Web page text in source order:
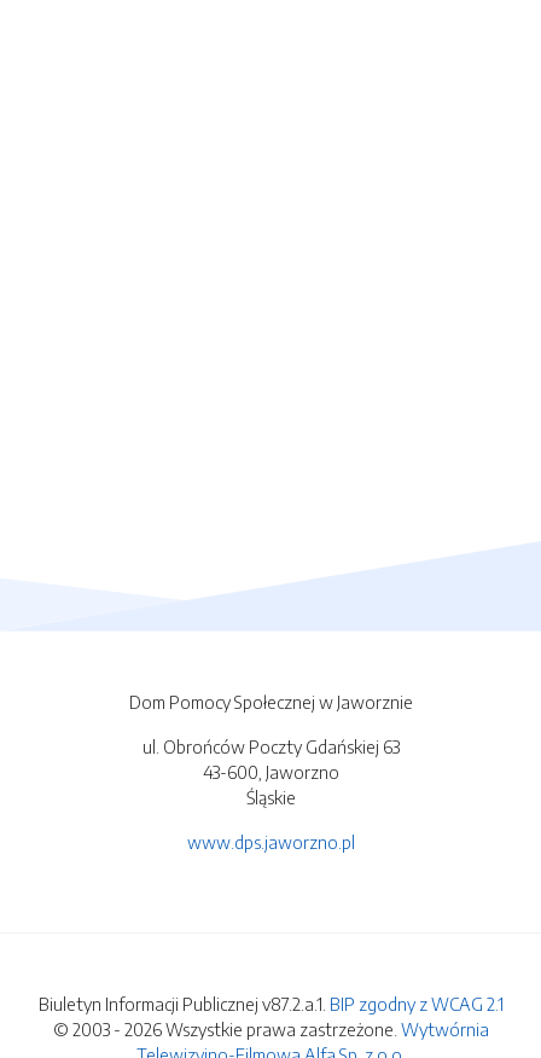
Dom Pomocy Społecznej w Jaworznie
ul. Obrońców Poczty Gdańskiej 63
43-600, Jaworzno
Śląskie
www.dps.jaworzno.pl
Biuletyn Informacji Publicznej v87.2.a.1. BIP zgodny z WCAG 2.1
© 2003 - 2026 Wszystkie prawa zastrzeżone. Wytwórnia